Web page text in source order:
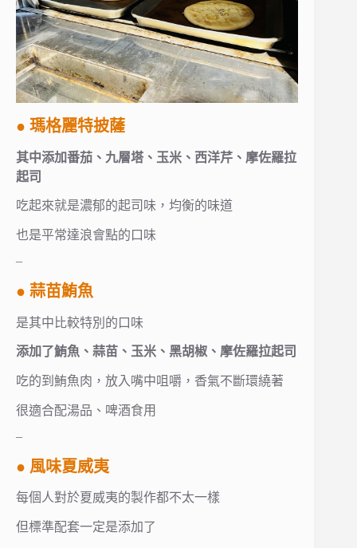
● 瑪格麗特披薩
其中添加番茄、九層塔、玉米、西洋芹、摩佐羅拉
起司
吃起來就是濃郁的起司味，均衡的味道
也是平常達浪會點的口味
–
● 蒜苗鮪魚
是其中比較特別的口味
添加了鮪魚、蒜苗、玉米、黑胡椒、摩佐羅拉起司
吃的到鮪魚肉，放入嘴中咀嚼，香氣不斷環繞著
很適合配湯品、啤酒食用
–
● 風味夏威夷
每個人對於夏威夷的製作都不太一樣
但標準配套一定是添加了